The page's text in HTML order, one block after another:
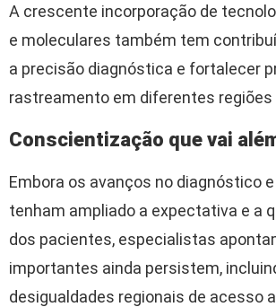
A crescente incorporação de
e moleculares também tem
a precisão diagnóstica e fortalecer
rastreamento em diferentes regiões
Conscientização que vai
Embora os avanços no diagnóstico
tenham ampliado a expectativa e a
dos pacientes, especialistas
importantes ainda persistem,
desigualdades regionais de acesso